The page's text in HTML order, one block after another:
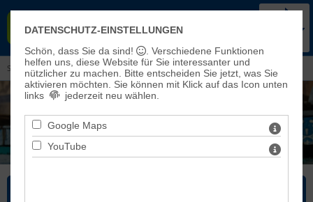
HAUSEN-SONDERSHAUSEN
Sie sind hier:Kirchenkreis > Leitung/Kreissynode> Dokumente der Kreissynode
DATENSCHUTZ-EINSTELLUNGEN
Schön, dass Sie da sind!
. Verschiedene Funktionen
helfen uns, diese Website für Sie interessanter und
nützlicher zu machen.
Bitte entscheiden Sie jetzt, was Sie
aktivieren möchten. Sie können mit Klick auf das Icon unten
links
jederzeit neu wählen.
Google Maps
YouTube